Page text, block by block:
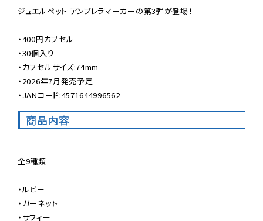
ジュエルペット アンブレラマーカーの第3弾が登場！
・400円カプセル
・30個入り
・カプセルサイズ:74mm
・2026年7月発売予定
・JANコード:4571644996562
商品内容
全9種類
・ルビー
・ガーネット
・サフィー